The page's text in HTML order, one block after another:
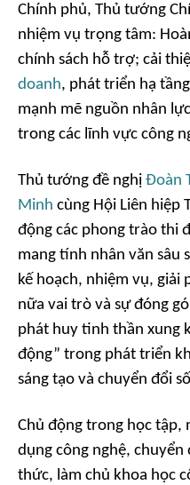
Chính phủ, Thủ tướng
nhiệm vụ trọng tâm:
chính sách hỗ trợ; cải
doanh, phát triển hạ
mạnh mẽ nguồn nhân
trong các lĩnh vực công
Thủ tướng đề nghị Đoàn
Minh cùng Hội Liên hiệp
động các phong trào thi
mang tính nhân văn sâu
kế hoạch, nhiệm vụ, giải
nữa vai trò và sự đóng
phát huy tinh thần xung
động” trong phát triển
sáng tạo và chuyển đổi
Chủ động trong học tập,
dụng công nghệ,
thức, làm chủ khoa học